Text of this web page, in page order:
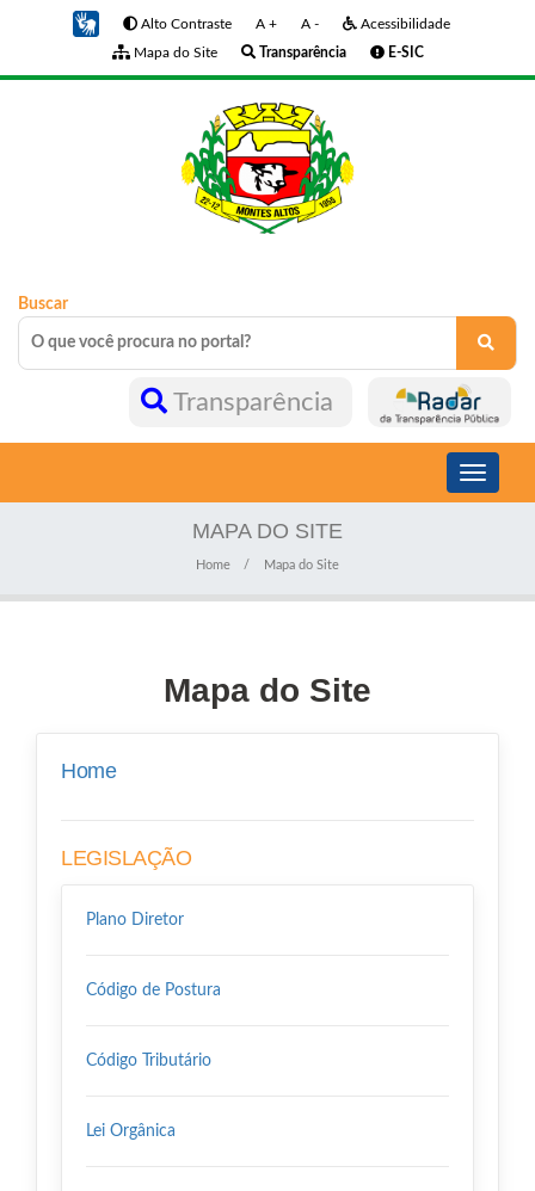
Alto Contraste A + A -
Acessibilidade
Mapa do Site
Transparência E-SIC
Buscar
Transparência
Toggle
MAPA DO SITE
Home Mapa do Site
Mapa do Site
Home
LEGISLAÇÃO
Plano Diretor
Código de Postura
Código Tributário
Lei Orgânica